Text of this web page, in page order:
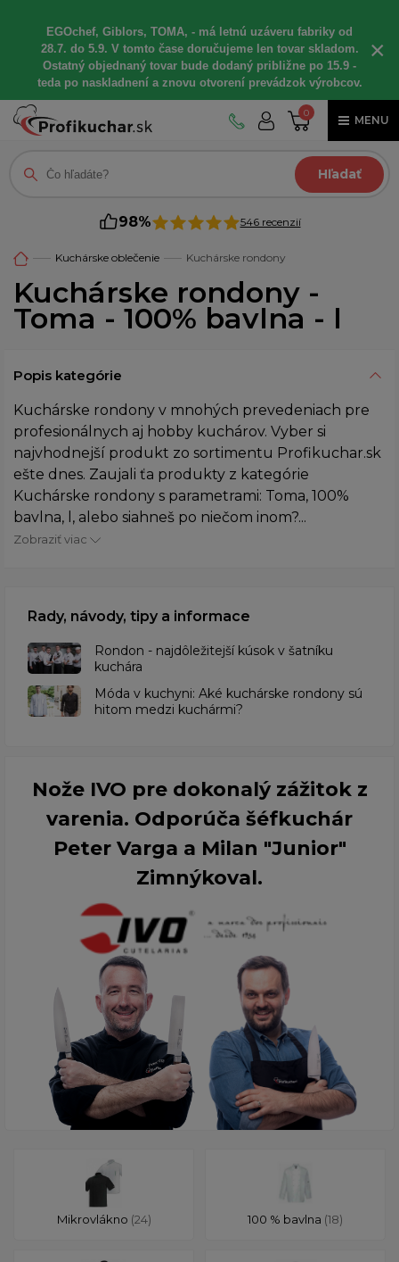
EGOchef, Giblors, TOMA, - má letnú uzáveru fabriky od
28.7. do 5.9. V tomto čase doručujeme len tovar skladom.
Ostatný objednaný tovar bude dodaný približne po 15.9 -
teda po naskladnení a znovu otvorení prevádzok výrobcov.
×
0
MENU
Hľadať
98% 546 recenzií
Kuchárske oblečenie Kuchárske rondony
Kuchárske rondony -
Toma - 100% bavlna - l
Popis kategórie
Kuchárske rondony v mnohých prevedeniach pre
profesionálnych aj hobby kuchárov. Vyber si
najvhodnejší produkt zo sortimentu Profikuchar.sk
ešte dnes. Zaujali ťa produkty z kategórie
Kuchárske rondony s parametrami: Toma, 100%
bavlna, l, alebo siahneš po niečom inom?...
Zobraziť viac
Rady, návody, tipy a informace
Rondon - najdôležitejší kúsok v šatníku
kuchára
​Móda v kuchyni: Aké kuchárske rondony sú
hitom medzi kuchármi?
Nože IVO pre dokonalý zážitok z
varenia. Odporúča šéfkuchár
Peter Varga a Milan "Junior"
Zimnýkoval.
Mikrovlákno (24) 100 % bavlna (18)